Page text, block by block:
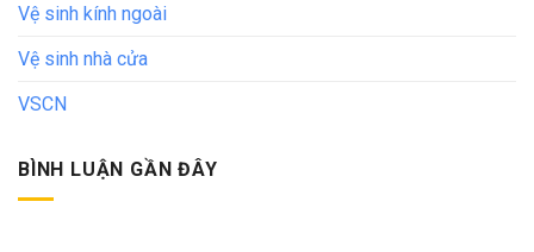
Vệ sinh kính ngoài
Vệ sinh nhà cửa
VSCN
BÌNH LUẬN GẦN ĐÂY